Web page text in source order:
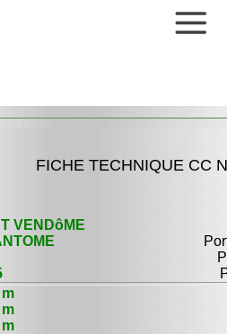
FICHE TECHNIQUE CC
VENDôME
m
m
m